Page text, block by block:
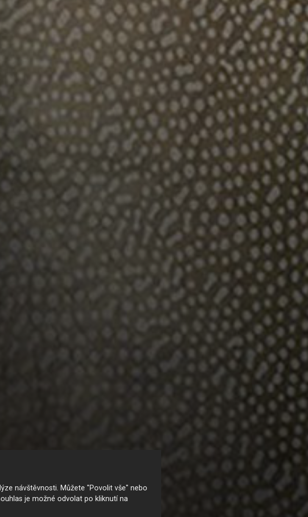
návštěvnosti. Můžete "Povolit vše" nebo
je možné odvolat po kliknutí na